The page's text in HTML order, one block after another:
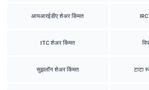
आयआरईडीए शेअर किंमत
ITC शेअर किंमत
सुझलॉन शेअर किंमत टाटा